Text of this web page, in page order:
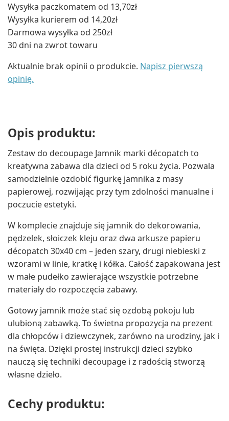
Wysyłka paczkomatem od 13,70zł
Wysyłka kurierem od 14,20zł
Darmowa wysyłka od 250zł
30 dni na zwrot towaru
Aktualnie brak opinii o produkcie. Napisz pierwszą
opinię.
Opis produktu:
Zestaw do decoupage Jamnik marki décopatch to
kreatywna zabawa dla dzieci od 5 roku życia. Pozwala
samodzielnie ozdobić figurkę jamnika z masy
papierowej, rozwijając przy tym zdolności manualne i
poczucie estetyki.
W komplecie znajduje się jamnik do dekorowania,
pędzelek, słoiczek kleju oraz dwa arkusze papieru
décopatch 30x40 cm – jeden szary, drugi niebieski z
wzorami w linie, kratkę i kółka. Całość zapakowana jest
w małe pudełko zawierające wszystkie potrzebne
materiały do rozpoczęcia zabawy.
Gotowy jamnik może stać się ozdobą pokoju lub
ulubioną zabawką. To świetna propozycja na prezent
dla chłopców i dziewczynek, zarówno na urodziny, jak i
na święta. Dzięki prostej instrukcji dzieci szybko
nauczą się techniki decoupage i z radością stworzą
własne dzieło.
Cechy produktu: